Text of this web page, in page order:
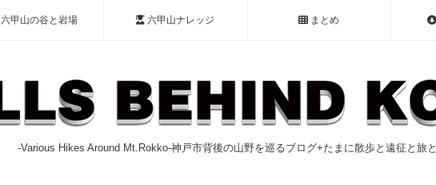
六甲山の谷と岩場 六甲山ナレッジ まとめ
-Various Hikes Around Mt.Rokko-神戸市背後の山野を巡るブログ+たまに散歩と遠征と旅と